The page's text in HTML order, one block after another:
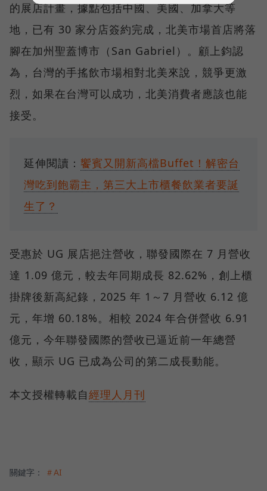
的展店計畫，據點包括中國、美國、加拿大等
地，已有 30 家分店簽約完成，北美市場首店將落
腳在加州聖蓋博市（San Gabriel）。顧上鈞認
為，台灣的手搖飲市場相對北美來說，競爭更激
烈，如果在台灣可以成功，北美消費者應該也能
接受。
延伸閱讀： 饗賓又開新高檔Buffet！解密台
灣吃到飽霸主，第三大上市櫃餐飲業者要誕
生了？
受惠於 UG 展店挹注營收，聯發國際在 7 月營收
達 1.09 億元，較去年同期成長 82.62%，創上櫃
掛牌後新高紀錄，2025 年 1～7 月營收 6.12 億
元，年增 60.18%。相較 2024 年合併營收 6.91
億元，今年聯發國際的營收已逼近前一年總營
收，顯示 UG 已成為公司的第二成長動能。
本文授權轉載自經理人月刊
關鍵字： ＃AI